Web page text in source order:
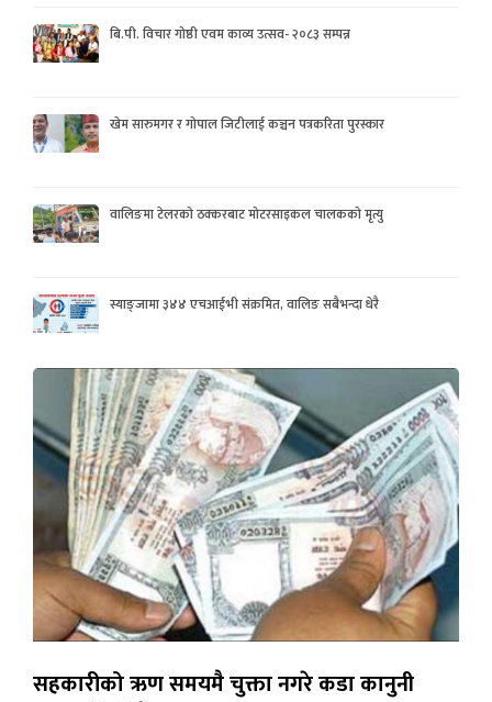
बि.पी. विचार गोष्ठी एवम काव्य उत्सव- २०८३ सम्पन्न
खेम सारुमगर र गोपाल जिटीलाई कञ्चन पत्रकरिता पुरस्कार
वालिङमा टेलरको ठक्करबाट मोटरसाइकल चालकको मृत्यु
स्याङ्जामा ३४४ एचआईभी संक्रमित, वालिङ सबैभन्दा धेरै
सहकारीको ऋण समयमै चुक्ता नगरे कडा कानुनी